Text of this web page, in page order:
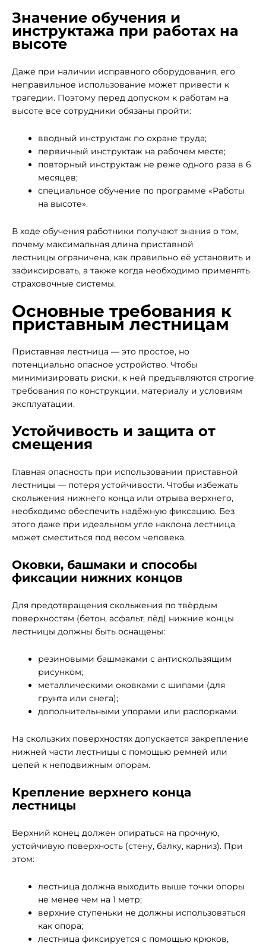
Значение обучения и
инструктажа при работах на
высоте
Даже при наличии исправного оборудования, его
неправильное использование может привести к
трагедии. Поэтому перед допуском к работам на
высоте все сотрудники обязаны пройти:
вводный инструктаж по охране труда;
первичный инструктаж на рабочем месте;
повторный инструктаж не реже одного раза в 6
месяцев;
специальное обучение по программе «Работы
на высоте».
В ходе обучения работники получают знания о том,
почему максимальная длина приставной
лестницы ограничена, как правильно её установить и
зафиксировать, а также когда необходимо применять
страховочные системы.
Основные требования к
приставным лестницам
Приставная лестница — это простое, но
потенциально опасное устройство. Чтобы
минимизировать риски, к ней предъявляются строгие
требования по конструкции, материалу и условиям
эксплуатации.
Устойчивость и защита от
смещения
Главная опасность при использовании приставной
лестницы — потеря устойчивости. Чтобы избежать
скольжения нижнего конца или отрыва верхнего,
необходимо обеспечить надёжную фиксацию. Без
этого даже при идеальном угле наклона лестница
может сместиться под весом человека.
Оковки, башмаки и способы
фиксации нижних концов
Для предотвращения скольжения по твёрдым
поверхностям (бетон, асфальт, лёд) нижние концы
лестницы должны быть оснащены:
резиновыми башмаками с антискользящим
рисунком;
металлическими оковками с шипами (для
грунта или снега);
дополнительными упорами или распорками.
На скользких поверхностях допускается закрепление
нижней части лестницы с помощью ремней или
цепей к неподвижным опорам.
Крепление верхнего конца
лестницы
Верхний конец должен опираться на прочную,
устойчивую поверхность (стену, балку, карниз). При
этом:
лестница должна выходить выше точки опоры
не менее чем на 1 метр;
верхние ступеньки не должны использоваться
как опора;
лестница фиксируется с помощью крюков,